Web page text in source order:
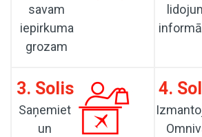
savam
iepirkuma
grozam
3. Solis
Saņemiet
un
4.